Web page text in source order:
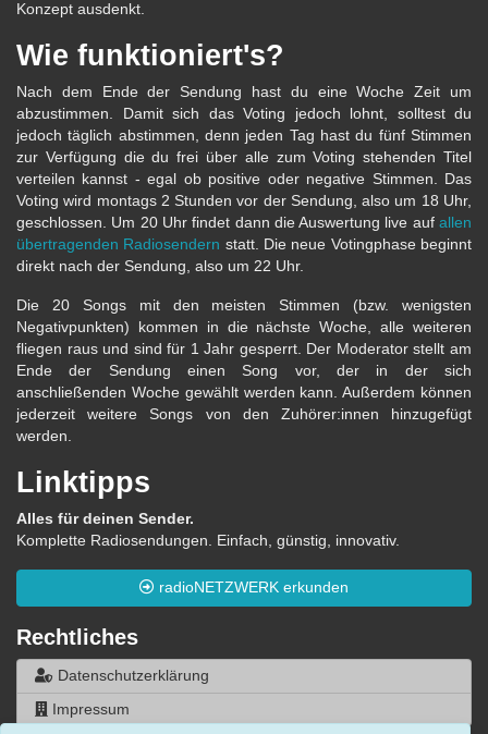
Konzept ausdenkt.
Wie funktioniert's?
Nach dem Ende der Sendung hast du eine Woche Zeit um
abzustimmen. Damit sich das Voting jedoch lohnt, solltest du
jedoch täglich abstimmen, denn jeden Tag hast du fünf Stimmen
zur Verfügung die du frei über alle zum Voting stehenden Titel
verteilen kannst - egal ob positive oder negative Stimmen. Das
Voting wird montags 2 Stunden vor der Sendung, also um 18 Uhr,
geschlossen. Um 20 Uhr findet dann die Auswertung live auf allen
übertragenden Radiosendern statt. Die neue Votingphase beginnt
direkt nach der Sendung, also um 22 Uhr.
Die 20 Songs mit den meisten Stimmen (bzw. wenigsten
Negativpunkten) kommen in die nächste Woche, alle weiteren
fliegen raus und sind für 1 Jahr gesperrt. Der Moderator stellt am
Ende der Sendung einen Song vor, der in der sich
anschließenden Woche gewählt werden kann. Außerdem können
jederzeit weitere Songs von den Zuhörer:innen hinzugefügt
werden.
Linktipps
Alles für deinen Sender.
Komplette Radiosendungen. Einfach, günstig, innovativ.
radioNETZWERK erkunden
Rechtliches
Datenschutzerklärung
Impressum